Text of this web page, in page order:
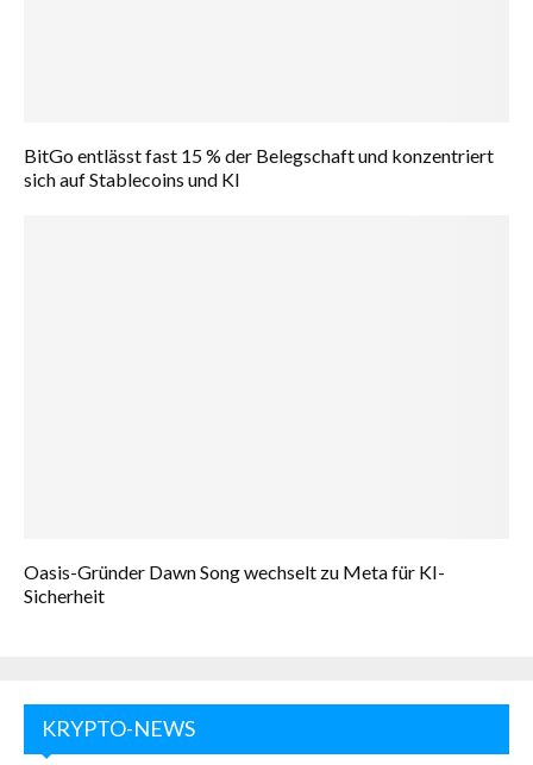
BitGo entlässt fast 15 % der Belegschaft und konzentriert
sich auf Stablecoins und KI
Oasis-Gründer Dawn Song wechselt zu Meta für KI-
Sicherheit
KRYPTO-NEWS